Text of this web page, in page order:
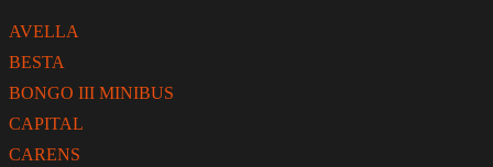
AVELLA
BESTA
BONGO III MINIBUS
CAPITAL
CARENS